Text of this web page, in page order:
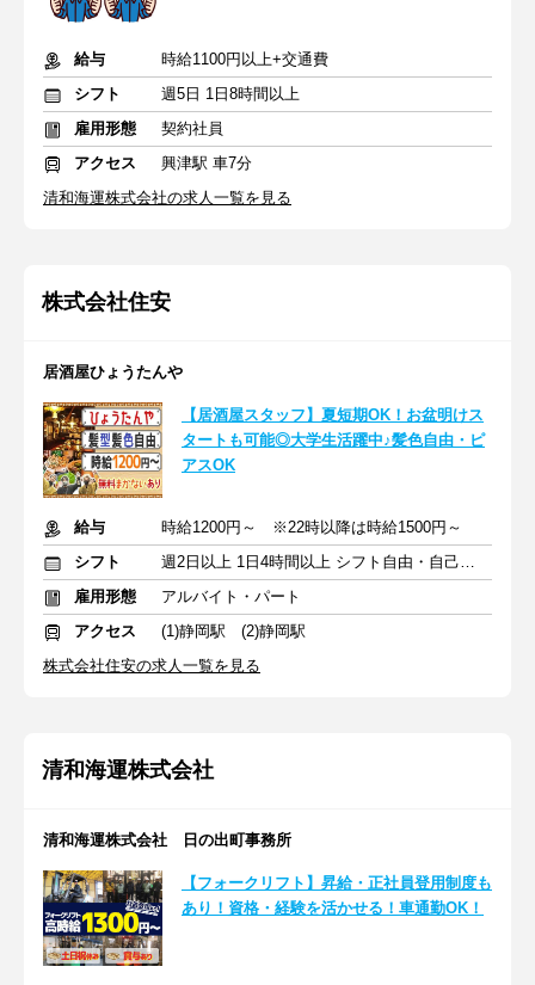
給与
時給1100円以上+交通費
シフト
週5日 1日8時間以上
雇用形態
契約社員
アクセス
興津駅 車7分
清和海運株式会社の求人一覧を見る
株式会社住安
居酒屋ひょうたんや
【居酒屋スタッフ】夏短期OK！お盆明けス
タートも可能◎大学生活躍中♪髪色自由・ピ
アスOK
給与
時給1200円～ ※22時以降は時給1500円～
シフト
週2日以上 1日4時間以上 シフト自由・自己申告
雇用形態
アルバイト・パート
アクセス
(1)静岡駅 (2)静岡駅
株式会社住安の求人一覧を見る
清和海運株式会社
清和海運株式会社 日の出町事務所
【フォークリフト】昇給・正社員登用制度も
あり！資格・経験を活かせる！車通勤OK！